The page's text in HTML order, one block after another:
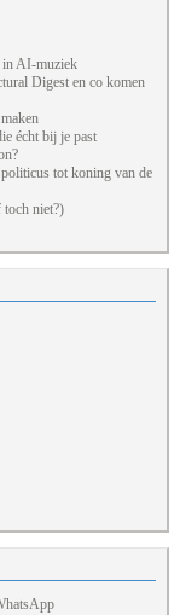
in AI-muziek
Digest en co komen
écht bij je past
tot koning van de
toch niet?)